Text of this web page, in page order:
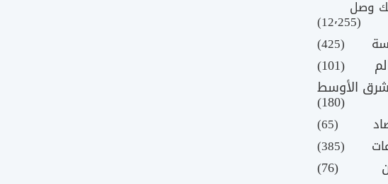
وصل
(12٬255)
(425)
(101)
الأوسط
(180)
(65)
(385)
(76)